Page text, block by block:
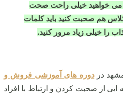
می‌ خواهید خیلی راحت صحت
هم‌ صحبت کنید باید کلمات
را خیلی زیاد مرور کنید.
در
دوره های آموزشی فروش و
از صحبت کردن و ارتباط با افراد